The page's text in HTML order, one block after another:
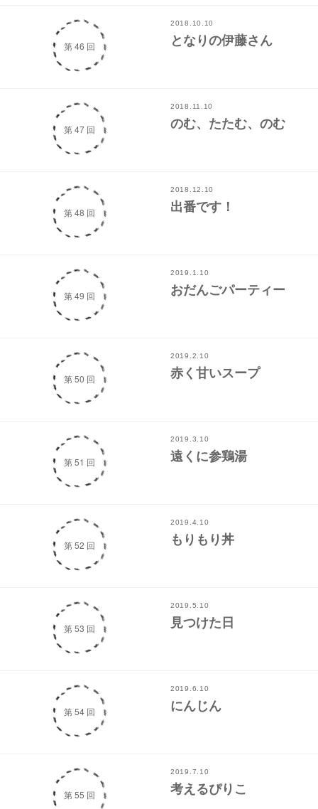
第 46 回
2018.10.10
となりの伊藤さん
第 47 回
2018.11.10
のむ、たたむ、のむ
第 48 回
2018.12.10
出番です！
第 49 回
2019.1.10
おだんごパーティー
第 50 回
2019.2.10
赤く甘いスープ
第 51 回
2019.3.10
遠くに参鶏湯
第 52 回
2019.4.10
もりもり丼
第 53 回
2019.5.10
見つけた日
第 54 回
2019.6.10
にんじん
第 55 回
2019.7.10
考えるぴりこ